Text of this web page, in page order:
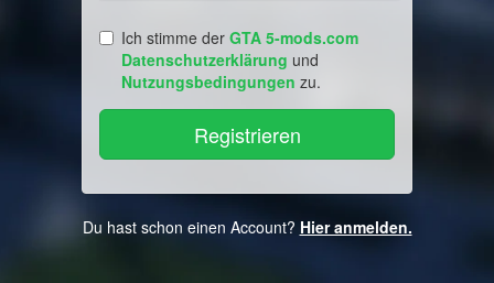
Ich stimme der GTA 5-mods.com
Datenschutzerklärung und
Nutzungsbedingungen zu.
Du hast schon einen Account? Hier anmelden.